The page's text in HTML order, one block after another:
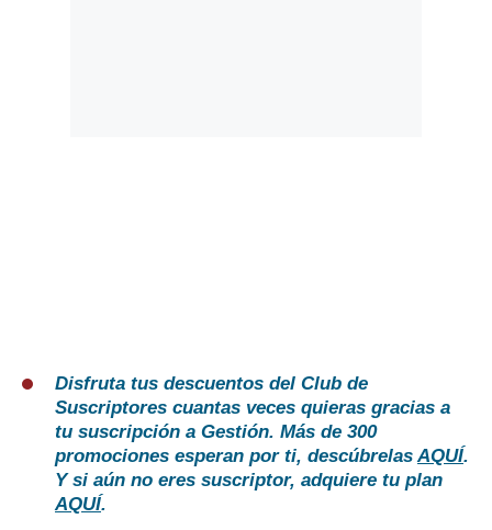
Disfruta tus descuentos del Club de
Suscriptores cuantas veces quieras gracias a
tu suscripción a Gestión. Más de 300
promociones esperan por ti, descúbrelasAQUÍ.
Y si aún no eres suscriptor, adquiere tu plan
AQUÍ.